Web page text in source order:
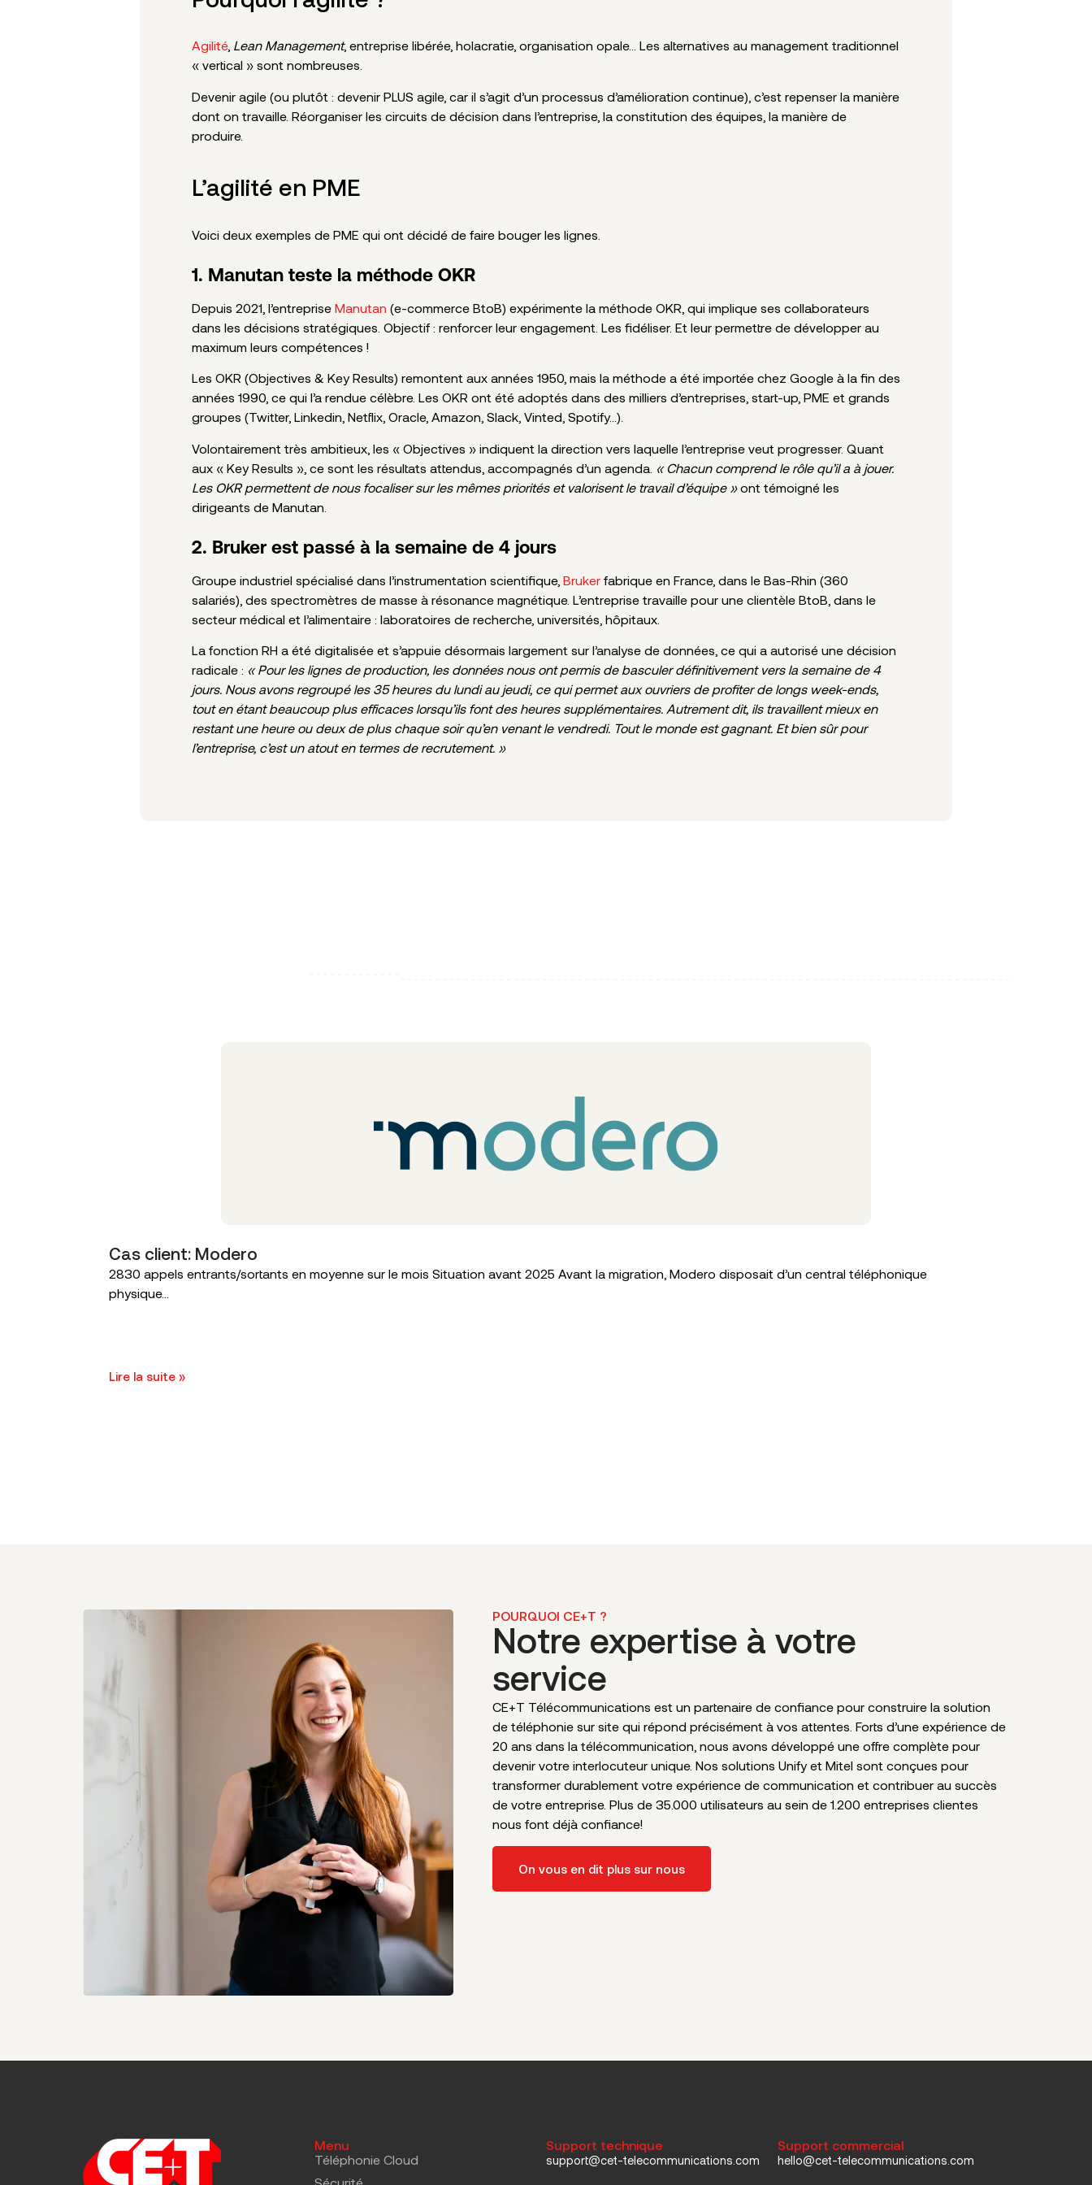
Agilité, Lean Management, entreprise libérée, holacratie, organisation opale… Les alternatives au management traditionnel
« vertical » sont nombreuses.
Devenir agile (ou plutôt : devenir PLUS agile, car il s’agit d’un processus d’amélioration continue), c’est repenser la manière
dont on travaille. Réorganiser les circuits de décision dans l’entreprise, la constitution des équipes, la manière de
produire.
L’agilité en PME
Voici deux exemples de PME qui ont décidé de faire bouger les lignes.
1. Manutan teste la méthode OKR
Depuis 2021, l’entreprise Manutan (e-commerce BtoB) expérimente la méthode OKR, qui implique ses collaborateurs
dans les décisions stratégiques. Objectif : renforcer leur engagement. Les fidéliser. Et leur permettre de développer au
maximum leurs compétences !
Les OKR (Objectives & Key Results) remontent aux années 1950, mais la méthode a été importée chez Google à la fin des
années 1990, ce qui l’a rendue célèbre. Les OKR ont été adoptés dans des milliers d’entreprises, start-up, PME et grands
groupes (Twitter, Linkedin, Netflix, Oracle, Amazon, Slack, Vinted, Spotify…).
Volontairement très ambitieux, les « Objectives » indiquent la direction vers laquelle l’entreprise veut progresser. Quant
aux « Key Results », ce sont les résultats attendus, accompagnés d’un agenda. « Chacun comprend le rôle qu’il a à jouer.
Les OKR permettent de nous focaliser sur les mêmes priorités et valorisent le travail d’équipe »ont témoigné les
dirigeants de Manutan.
2. Bruker est passé à la semaine de 4 jours
Groupe industriel spécialisé dans l’instrumentation scientifique, Bruker fabrique en France, dans le Bas-Rhin (360
salariés), des spectromètres de masse à résonance magnétique. L’entreprise travaille pour une clientèle BtoB, dans le
secteur médical et l’alimentaire : laboratoires de recherche, universités, hôpitaux.
La fonction RH a été digitalisée et s’appuie désormais largement sur l’analyse de données, ce qui a autorisé une décision
radicale : « Pour les lignes de production, les données nous ont permis de basculer définitivement vers la semaine de 4
jours. Nous avons regroupé les 35 heures du lundi au jeudi, ce qui permet aux ouvriers de profiter de longs week-ends,
tout en étant beaucoup plus efficaces lorsqu’ils font des heures supplémentaires. Autrement dit, ils travaillent mieux en
restant une heure ou deux de plus chaque soir qu’en venant le vendredi. Tout le monde est gagnant. Et bien sûr pour
l’entreprise, c’est un atout en termes de recrutement. »
Cas client: Modero
2830 appels entrants/sortants en moyenne sur le mois Situation avant 2025 Avant la migration, Modero disposait d’un central téléphonique
physique...
Lire la suite »
POURQUOI CE+T ?
Notre expertise à votre
service
CE+T Télécommunications est un partenaire de confiance pour construire la solution
de téléphonie sur site qui répond précisément à vos attentes. Forts d’une expérience de
20 ans dans la télécommunication, nous avons développé une offre complète pour
devenir votre interlocuteur unique. Nos solutions Unify et Mitel sont conçues pour
transformer durablement votre expérience de communication et contribuer au succès
de votre entreprise. Plus de 35.000 utilisateurs au sein de 1.200 entreprises clientes
nous font déjà confiance!
On vous en dit plus sur nous
Menu
Téléphonie Cloud
Support technique
support@cet-telecommunications.com
Support commercial
hello@cet-telecommunications.com